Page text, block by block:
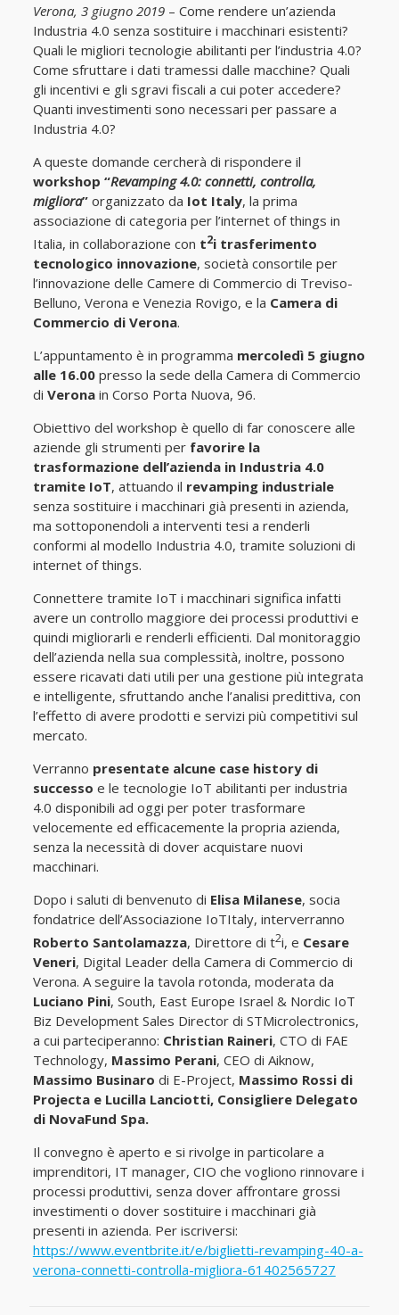
Verona, 3 giugno 2019– Come rendere un’azienda
Industria 4.0 senza sostituire i macchinari esistenti?
Quali le migliori tecnologie abilitanti per l’industria 4.0?
Come sfruttare i dati tramessi dalle macchine? Quali
gli incentivi e gli sgravi fiscali a cui poter accedere?
Quanti investimenti sono necessari per passare a
Industria 4.0?
A queste domande cercherà di rispondere il
workshop “Revamping 4.0: connetti, controlla,
migliora”organizzato da Iot Italy, la prima
associazione di categoria per l’internet of things in
Italia, in collaborazione con t2i trasferimento
tecnologico innovazione, società consortile per
l’innovazione delle Camere di Commercio di Treviso-
Belluno, Verona e Venezia Rovigo, e la Camera di
Commercio di Verona.
L’appuntamento è in programma mercoledì 5 giugno
alle 16.00presso la sede della Camera di Commercio
di Veronain Corso Porta Nuova, 96.
Obiettivo del workshop è quello di far conoscere alle
aziende gli strumenti per favorire la
trasformazione dell’azienda in Industria 4.0
tramite IoT, attuando il revamping industriale
senza sostituire i macchinari già presenti in azienda,
ma sottoponendoli a interventi tesi a renderli
conformi al modello Industria 4.0, tramite soluzioni di
internet of things.
Connettere tramite IoT i macchinari significa infatti
avere un controllo maggiore dei processi produttivi e
quindi migliorarli e renderli efficienti. Dal monitoraggio
dell’azienda nella sua complessità, inoltre, possono
essere ricavati dati utili per una gestione più integrata
e intelligente, sfruttando anche l’analisi predittiva, con
l’effetto di avere prodotti e servizi più competitivi sul
mercato.
Verranno presentate alcune case history di
successo e le tecnologie IoT abilitanti per industria
4.0 disponibili ad oggi per poter trasformare
velocemente ed efficacemente la propria azienda,
senza la necessità di dover acquistare nuovi
macchinari.
Dopo i saluti di benvenuto di Elisa Milanese, socia
fondatrice dell’Associazione IoTItaly, interverranno
Roberto Santolamazza, Direttore di t2i, e Cesare
Veneri, Digital Leader della Camera di Commercio di
Verona. A seguire la tavola rotonda, moderata da
Luciano Pini, South, East Europe Israel & Nordic IoT
Biz Development Sales Director di STMicrolectronics,
a cui parteciperanno: Christian Raineri, CTO di FAE
Technology, Massimo Perani, CEO di Aiknow,
Massimo Businaro di E-Project, Massimo Rossi di
Projecta e Lucilla Lanciotti, Consigliere Delegato
di NovaFund Spa.
Il convegno è aperto e si rivolge in particolare a
imprenditori, IT manager, CIO che vogliono rinnovare i
processi produttivi, senza dover affrontare grossi
investimenti o dover sostituire i macchinari già
presenti in azienda. Per iscriversi:
https://www.eventbrite.it/e/biglietti-revamping-40-a-
verona-connetti-controlla-migliora-61402565727